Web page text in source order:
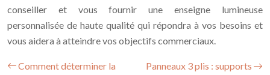
conseiller et vous fournir une enseigne lumineuse
personnalisée de haute qualité qui répondra à vos besoins et
vous aidera à atteindre vos objectifs commerciaux.
Comment déterminer la
Panneaux 3 plis : supports